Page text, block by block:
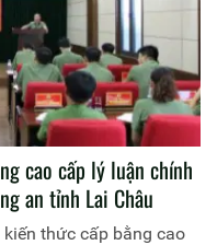
cao cấp lý luận chính
an tỉnh Lai Châu
thức cấp bằng cao